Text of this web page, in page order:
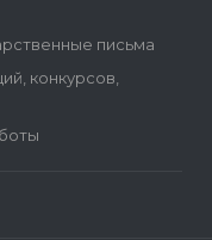
письма
конкурсов,